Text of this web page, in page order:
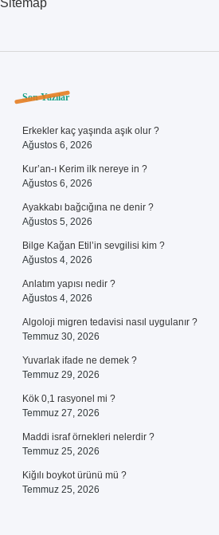
Sitemap
Sidebar
Son Yazılar
Erkekler kaç yaşında aşık olur ?
Ağustos 6, 2026
Kur’an-ı Kerim ilk nereye in ?
Ağustos 6, 2026
Ayakkabı bağcığına ne denir ?
Ağustos 5, 2026
Bilge Kağan Etil’in sevgilisi kim ?
Ağustos 4, 2026
Anlatım yapısı nedir ?
Ağustos 4, 2026
Algoloji migren tedavisi nasıl uygulanır ?
Temmuz 30, 2026
Yuvarlak ifade ne demek ?
Temmuz 29, 2026
Kök 0,1 rasyonel mi ?
Temmuz 27, 2026
Maddi israf örnekleri nelerdir ?
Temmuz 25, 2026
Kiğılı boykot ürünü mü ?
Temmuz 25, 2026